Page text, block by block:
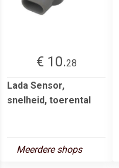
€ 10.28
Lada Sensor,
snelheid, toerental
Meerdere shops